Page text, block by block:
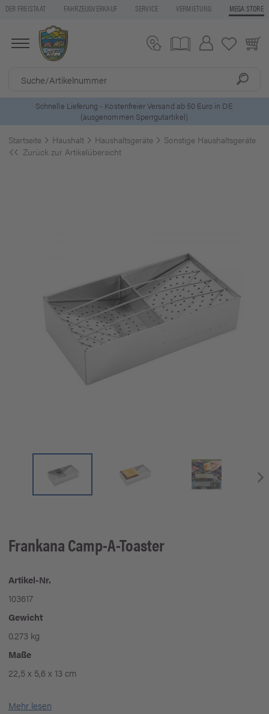
DER FREISTAAT FAHRZEUGVERKAUF SERVICE VERMIETUNG MEGA STORE
Schnelle Lieferung - Kostenfreier Versand ab 50 Euro in DE
(ausgenommen Sperrgutartikel)
Startseite Haushalt Haushaltsgeräte
Sonstige Haushaltsgeräte
Zurück zur Artikelübersicht
Frankana Camp-A-Toaster
Artikel-Nr.
103617
Gewicht
0.273 kg
Maße
22,5 x 5,6 x 13 cm
Mehr lesen